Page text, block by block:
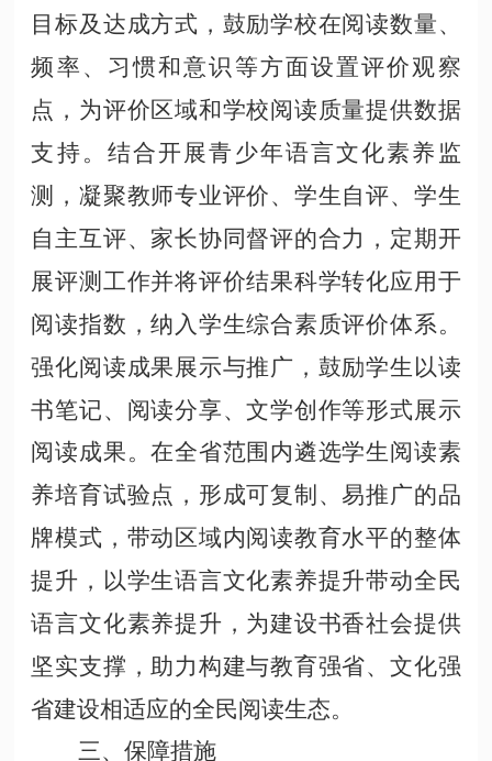
目标及达成方式，鼓励学校在阅读数量、
频率、习惯和意识等方面设置评价观察
点，为评价区域和学校阅读质量提供数据
支持。结合开展青少年语言文化素养监
测，凝聚教师专业评价、学生自评、学生
自主互评、家长协同督评的合力，定期开
展评测工作并将评价结果科学转化应用于
阅读指数，纳入学生综合素质评价体系。
强化阅读成果展示与推广，鼓励学生以读
书笔记、阅读分享、文学创作等形式展示
阅读成果。在全省范围内遴选学生阅读素
养培育试验点，形成可复制、易推广的品
牌模式，带动区域内阅读教育水平的整体
提升，以学生语言文化素养提升带动全民
语言文化素养提升，为建设书香社会提供
坚实支撑，助力构建与教育强省、文化强
省建设相适应的全民阅读生态。
三、保障措施